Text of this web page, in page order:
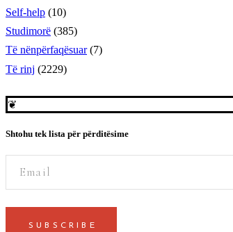
Self-help (10)
Studimorë (385)
Të nënpërfaqësuar (7)
Të rinj (2229)
❦
Shtohu tek lista për përditësime
SUBSCRIBE